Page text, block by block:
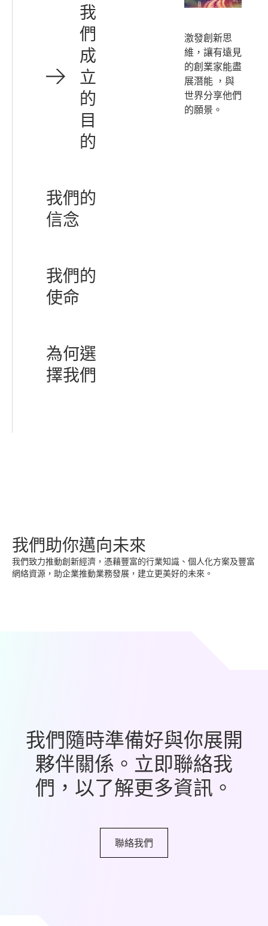
我
們
成
立
的
目
的
我們的
信念
我們的
使命
為何選
擇我們
激發創新思
維，讓有遠見
的創業家能盡
展潛能 ，與
世界分享他們
的願景。
我們助你邁向未來
我們致力推動創新經濟，憑藉豐富的行業知識、個人化方案及豐富
網絡資源，助企業推動業務發展，建立更美好的未來。
我們隨時準備好與你展開
夥伴關係。立即聯絡我
們，以了解更多資訊。
聯絡我們